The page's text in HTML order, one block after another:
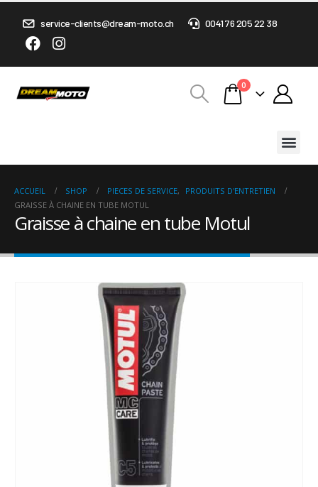
service-clients@dream-moto.ch 0041 76 205 22 38
0
ACCUEIL SHOP PIECES DE SERVICE,
PRODUITS D'ENTRETIEN
GRAISSE À CHAINE EN TUBE MOTUL
Graisse à chaine en tube Motul